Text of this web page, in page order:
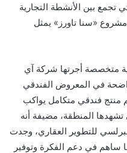
تجمع بين الأنشطة التجارية
مشروع «سنا تاورز» يمثل
متخصصة أجرتها شركة آي
في المعروض الفندقي
منتج فندقي متكامل يواكب
تشهدها المنطقة، مضيفة أنه
للتطوير العقاري، وجدت
ساهم في دعم الفكرة وتوفير